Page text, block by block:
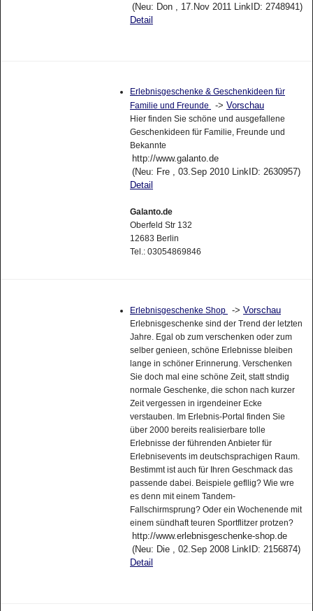
(Neu: Don , 17.Nov 2011 LinkID: 2748941)
Detail
Erlebnisgeschenke & Geschenkideen für
Familie und Freunde
-> Vorschau
Hier finden Sie schöne und ausgefallene
Geschenkideen für Familie, Freunde und
Bekannte
http://www.galanto.de
(Neu: Fre , 03.Sep 2010 LinkID: 2630957)
Detail
Galanto.de
Oberfeld Str 132
12683 Berlin
Tel.: 03054869846
Erlebnisgeschenke Shop -> Vorschau
Erlebnisgeschenke sind der Trend der letzten
Jahre. Egal ob zum verschenken oder zum
selber genieen, schöne Erlebnisse bleiben
lange in schöner Erinnerung. Verschenken
Sie doch mal eine schöne Zeit, statt stndig
normale Geschenke, die schon nach kurzer
Zeit vergessen in irgendeiner Ecke
verstauben. Im Erlebnis-Portal finden Sie
über 2000 bereits realisierbare tolle
Erlebnisse der führenden Anbieter für
Erlebnisevents im deutschsprachigen Raum.
Bestimmt ist auch für Ihren Geschmack das
passende dabei. Beispiele gefllig? Wie wre
es denn mit einem Tandem-
Fallschirmsprung? Oder ein Wochenende mit
einem sündhaft teuren Sportflitzer protzen?
http://www.erlebnisgeschenke-shop.de
(Neu: Die , 02.Sep 2008 LinkID: 2156874)
Detail